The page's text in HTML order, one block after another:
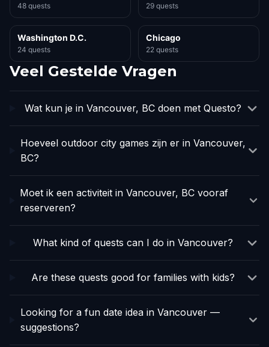
48 quests 29 quests
Washington D.C.
24 quests
Chicago
22 quests
Veel Gestelde Vragen
Wat kun je in Vancouver, BC doen met Questo?
Hoeveel outdoor city games zijn er in Vancouver,
BC?
Moet ik een activiteit in Vancouver, BC vooraf
reserveren?
What kind of quests can I do in Vancouver?
Are these quests good for families with kids?
Looking for a fun date idea in Vancouver —
suggestions?